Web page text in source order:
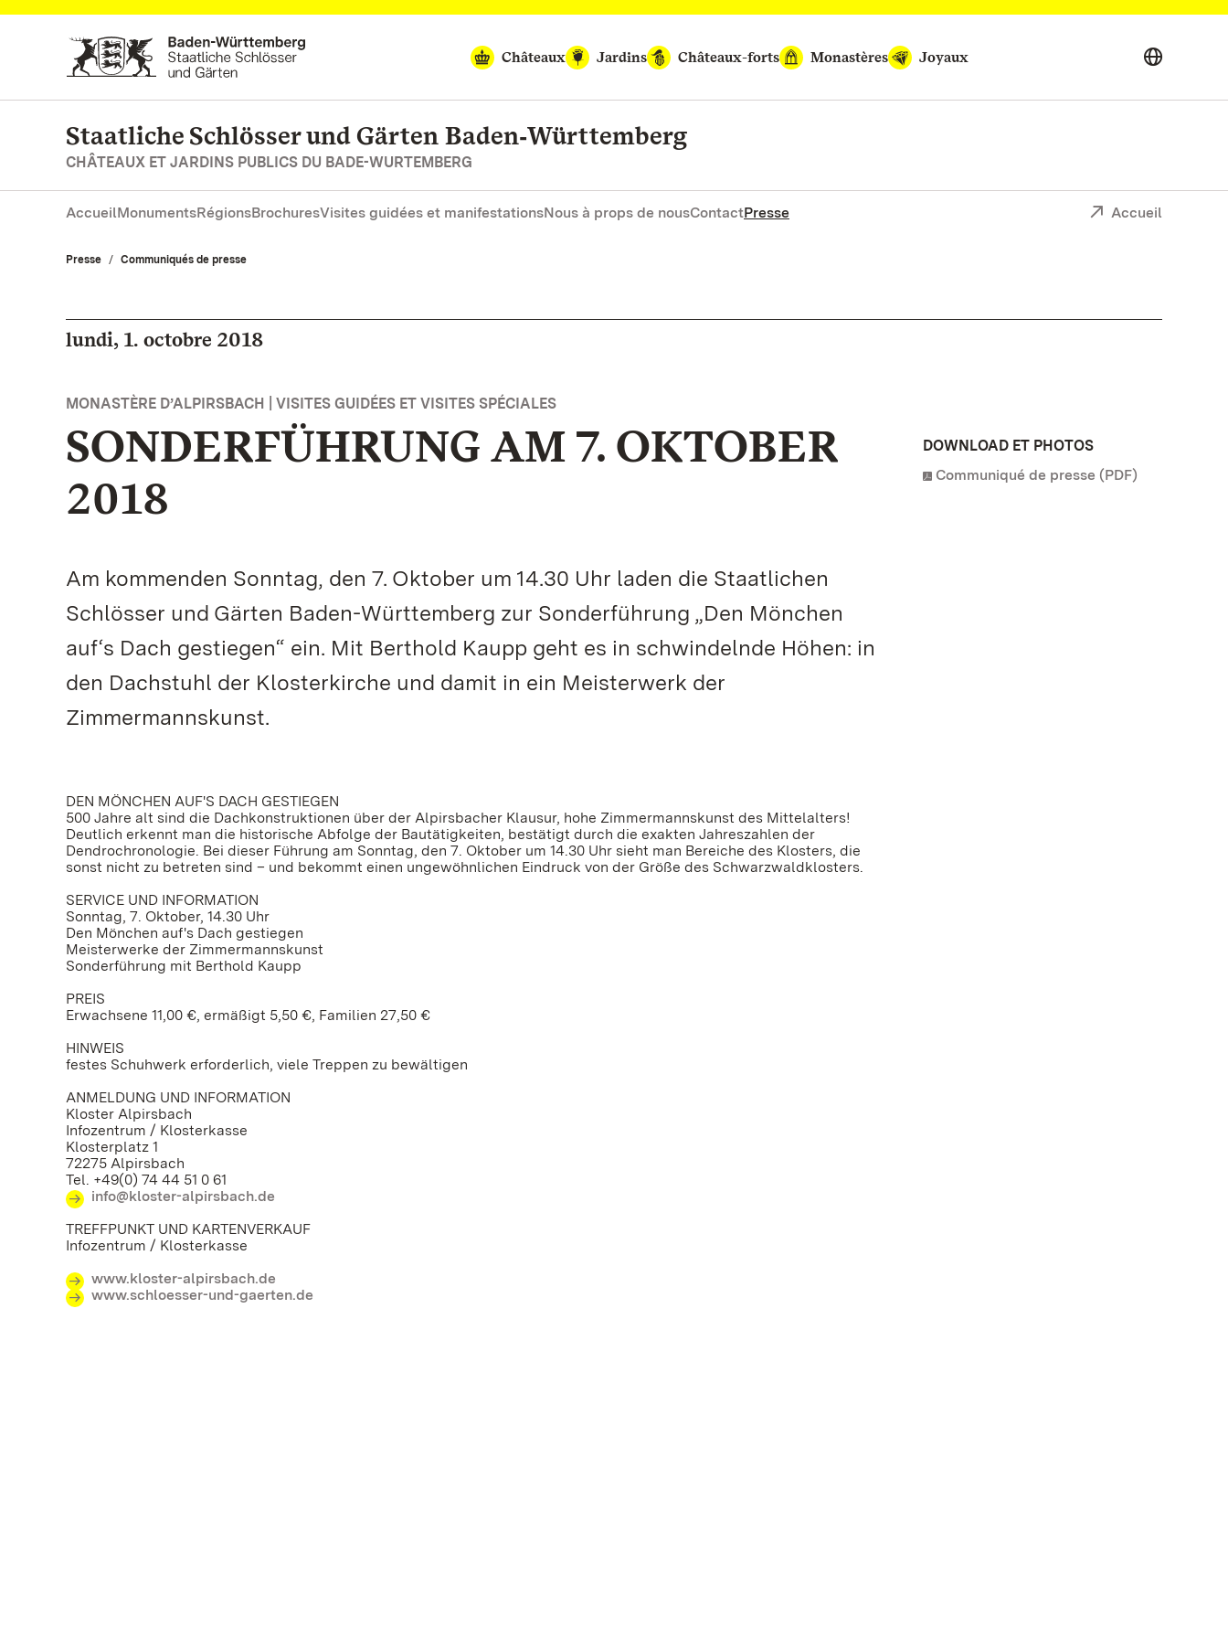
Vers la page d’accueil
Châteaux
Jardins Châteaux-forts Monastères Joyaux
Staatliche Schlösser und Gärten Baden‑Württemberg
CHÂTEAUX ET JARDINS PUBLICS DU BADE-WURTEMBERG
AccueilMonumentsRégionsBrochuresVisites guidées et manifestationsNous à props de nousContactPresse Accueil
Presse Communiqués de presse
lundi, 1. octobre 2018
MONASTÈRE D’ALPIRSBACH | VISITES GUIDÉES ET VISITES SPÉCIALES
SONDERFÜHRUNG AM 7. OKTOBER
2018
Am kommenden Sonntag, den 7. Oktober um 14.30 Uhr laden die Staatlichen
Schlösser und Gärten Baden-Württemberg zur Sonderführung „Den Mönchen
auf‘s Dach gestiegen“ ein. Mit Berthold Kaupp geht es in schwindelnde Höhen: in
den Dachstuhl der Klosterkirche und damit in ein Meisterwerk der
Zimmermannskunst.
DEN MÖNCHEN AUF'S DACH GESTIEGEN
500 Jahre alt sind die Dachkonstruktionen über der Alpirsbacher Klausur, hohe Zimmermannskunst des Mittelalters!
Deutlich erkennt man die historische Abfolge der Bautätigkeiten, bestätigt durch die exakten Jahreszahlen der
Dendrochronologie. Bei dieser Führung am Sonntag, den 7. Oktober um 14.30 Uhr sieht man Bereiche des Klosters, die
sonst nicht zu betreten sind – und bekommt einen ungewöhnlichen Eindruck von der Größe des Schwarzwaldklosters.
SERVICE UND INFORMATION
Sonntag, 7. Oktober, 14.30 Uhr
Den Mönchen auf's Dach gestiegen
Meisterwerke der Zimmermannskunst
Sonderführung mit Berthold Kaupp
PREIS
Erwachsene 11,00 €, ermäßigt 5,50 €, Familien 27,50 €
HINWEIS
festes Schuhwerk erforderlich, viele Treppen zu bewältigen
ANMELDUNG UND INFORMATION
Kloster Alpirsbach
Infozentrum / Klosterkasse
Klosterplatz 1
72275 Alpirsbach
Tel. +49(0) 74 44 51 0 61
info@kloster-alpirsbach.de
TREFFPUNKT UND KARTENVERKAUF
Infozentrum / Klosterkasse
www.kloster-alpirsbach.de
www.schloesser-und-gaerten.de
DOWNLOAD ET PHOTOS
Communiqué de presse (PDF)